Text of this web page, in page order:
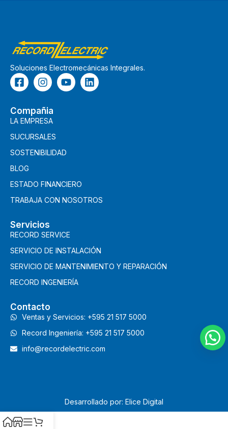
Soluciones Electromecánicas Integrales.
Compañia
LA EMPRESA
SUCURSALES
SOSTENIBILIDAD
BLOG
ESTADO FINANCIERO
TRABAJA CON NOSOTROS
Servicios
RECORD SERVICE
SERVICIO DE INSTALACIÓN
SERVICIO DE MANTENIMIENTO Y REPARACIÓN
RECORD INGENIERÍA
Contacto
Ventas y Servicios: +595 21 517 5000
Record Ingeniería: +595 21 517 5000
info@recordelectric.com
Desarrollado por: Elice Digital